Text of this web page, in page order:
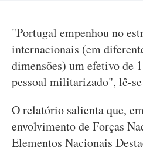
"Portugal empenhou no
internacionais (em
dimensões) um efetivo de
pessoal militarizado", lê-
O relatório salienta que,
envolvimento de Forças
Elementos Nacionais